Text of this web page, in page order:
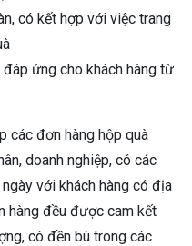
có kết hợp với việc trang
ứng cho khách hàng từ
các đơn hàng hộp quà
doanh nghiệp, có các
với khách hàng có địa
hàng đều được cam kết
có đền bù trong các